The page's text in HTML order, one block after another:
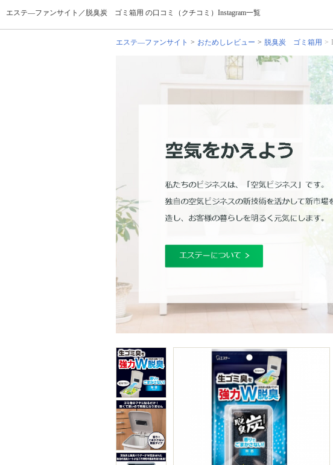
エステ―ファンサイト／脱臭炭 ゴミ箱用 の口コミ（クチコミ）Instagram一覧
エステ―ファンサイト おためしレビュー 脱臭炭 ゴミ箱用